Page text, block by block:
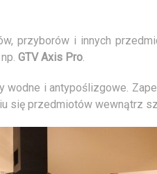
przyborów i innych
GTV Axis Pro.
i antypoślizgowe.
się przedmiotów wewnątrz